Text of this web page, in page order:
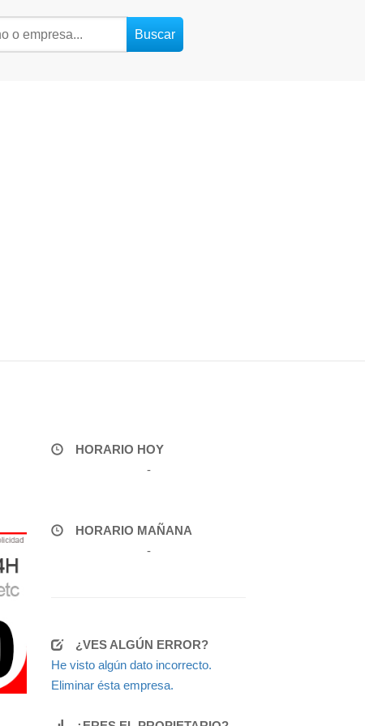
HORARIO HOY
-
HORARIO MAÑANA
-
¿VES ALGÚN ERROR?
He visto algún dato incorrecto.
Eliminar ésta empresa.